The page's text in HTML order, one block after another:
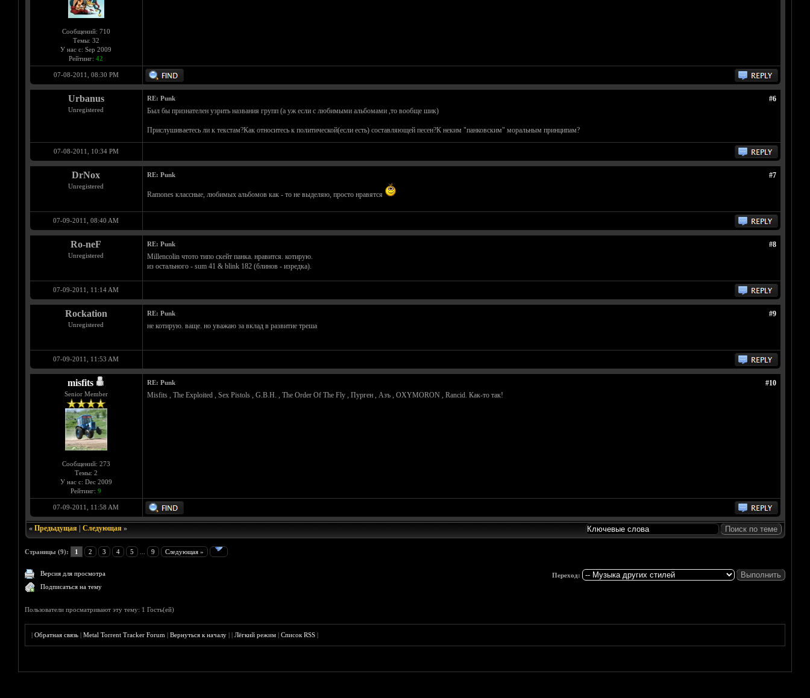
Сообщений: 710
Темы: 32
У нас с: Sep 2009
Рейтинг: 42
07-08-2011, 08:30 PM
Urbanus
Unregistered
#6
RE: Punk
Был бы признателен узрить названия групп (а уж если с любимыми альбомами ,то вообще шик)
Прислушиваетесь ли к текстам?Как относитесь к политической(если есть) составляющей песен?К неким "панковским" моральным принципам?
07-08-2011, 10:34 PM
DrNox
Unregistered
#7
RE: Punk
Ramones классные, любимых альбомов как - то не выделяю, просто нравятся
07-09-2011, 08:40 AM
Ro-neF
Unregistered
#8
RE: Punk
Millencolin чтото типо скейт панка. нравится. котирую.
из остального - sum 41 & blink 182 (блинов - изредка).
07-09-2011, 11:14 AM
Rockation
Unregistered
#9
RE: Punk
не котирую. ваще. но уважаю за вклад в развитие треша
07-09-2011, 11:53 AM
misfits
Senior Member
Сообщений: 273
Темы: 2
У нас с: Dec 2009
Рейтинг: 9
#10
RE: Punk
Misfits , The Exploited , Sex Pistols , G.B.H. , The Order Of The Fly , Пурген , Азъ , OXYMORON , Rancid. Как-то так!
07-09-2011, 11:58 AM
« Предыдущая| Следующая»
Страницы (9): 1 2 3 4 5 9 Следующая »
Версия для просмотра
Подписаться на тему
Переход:
Пользователи просматривают эту тему: 1 Гость(ей)
|Обратная связь |Metal Torrent Tracker Forum |Вернуться к началу ||Лёгкий режим |Список RSS |